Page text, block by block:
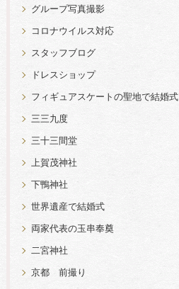
グループ写真撮影
コロナウイルス対応
スタッフブログ
ドレスショップ
フィギュアスケートの聖地で結婚式
三三九度
三十三間堂
上賀茂神社
下鴨神社
世界遺産で結婚式
両家代表の玉串奉奠
二宮神社
京都 前撮り